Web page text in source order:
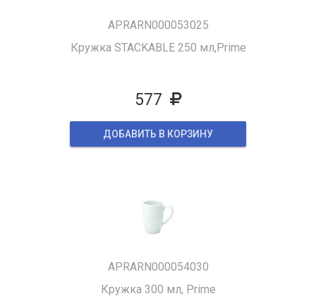
APRARN000053025
Кружка STACKABLE 250 мл,Prime
577
ДОБАВИТЬ В КОРЗИНУ
APRARN000054030
Кружка 300 мл, Prime